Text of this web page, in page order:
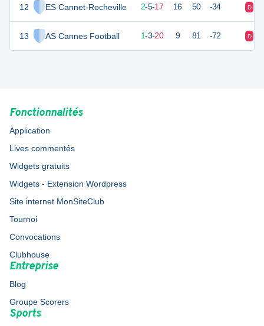
12 ES Cannet-Rocheville
13 AS Cannes Football
12 24 2-5-17 16 50 -34 D
7 1-3-20 9 81 -72 D
Fonctionnalités
Application
Lives commentés
Widgets gratuits
Widgets - Extension Wordpress
Site internet MonSiteClub
Tournoi
Convocations
Clubhouse
Entreprise
Blog
Groupe Scorers
Sports